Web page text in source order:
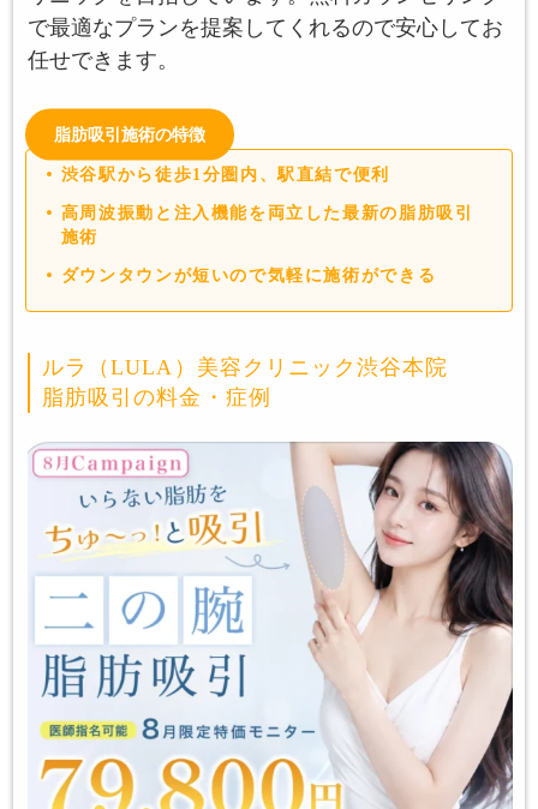
で最適なプランを提案してくれるので安心してお
任せできます。
脂肪吸引施術の特徴
渋谷駅から徒歩1分圏内、駅直結で便利
高周波振動と注入機能を両立した最新の脂肪吸引
施術
ダウンタウンが短いので気軽に施術ができる
ルラ（LULA）美容クリニック渋谷本院
脂肪吸引の料金・症例